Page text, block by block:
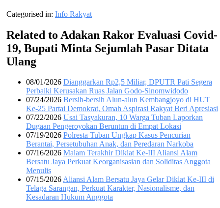
Categorised in: Info Rakyat
Related to Adakan Rakor Evaluasi Covid-
19, Bupati Minta Sejumlah Pasar Ditata
Ulang
08/01/2026 Dianggarkan Rp2,5 Miliar, DPUTR Pati Segera
Perbaiki Kerusakan Ruas Jalan Godo-Sinomwidodo
07/24/2026 Bersih-bersih Alun-alun Kembangjoyo di HUT
Ke-25 Partai Demokrat, Omah Aspirasi Rakyat Beri Apresiasi
07/22/2026 Usai Tasyakuran, 10 Warga Tuban Laporkan
Dugaan Pengeroyokan Beruntun di Empat Lokasi
07/19/2026 Polresta Tuban Ungkap Kasus Pencurian
Berantai, Persetubuhan Anak, dan Peredaran Narkoba
07/16/2026 Malam Terakhir Diklat Ke-III Aliansi Alam
Bersatu Jaya Perkuat Keorganisasian dan Soliditas Anggota
Menulis
07/15/2026Aliansi Alam Bersatu Jaya Gelar Diklat Ke-III di
Telaga Sarangan, Perkuat Karakter, Nasionalisme, dan
Kesadaran Hukum Anggota